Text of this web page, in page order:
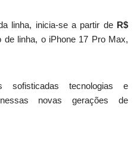
linha, inicia-se a partir de R$
de linha, o iPhone 17 Pro Max,
tecnologias e
nessas novas gerações de